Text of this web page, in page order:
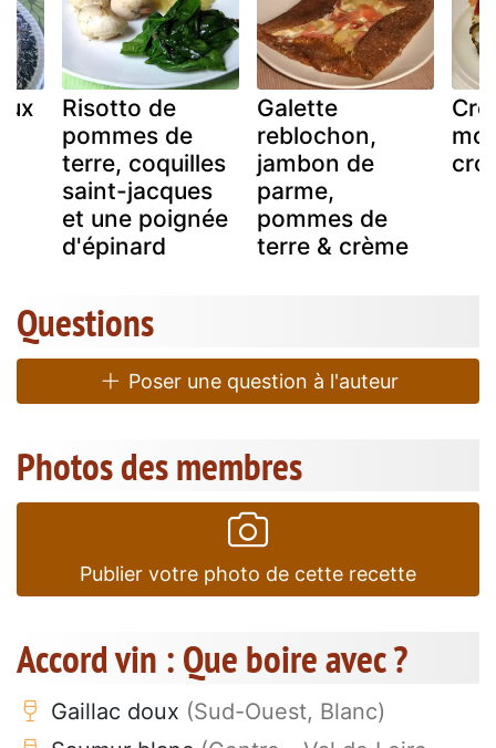
Risotto de
pommes de
terre, coquilles
saint-jacques
et une poignée
d'épinard
Galette
reblochon,
jambon de
parme,
pommes de
terre & crème
Questions
Poser une question à l'auteur
Photos des membres
Publier votre photo de cette recette
Accord vin : Que boire avec ?
Gaillac doux (Sud-Ouest, Blanc)